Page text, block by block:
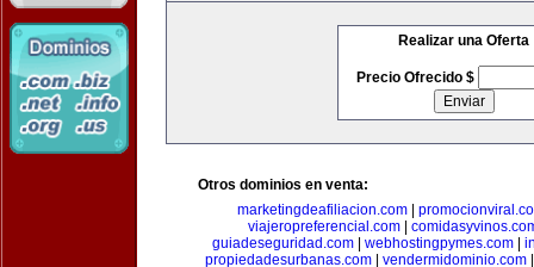
Realizar una Oferta
Precio Ofrecido $
Otros dominios en venta:
marketingdeafiliacion.com|
viajeropreferencial.com
guiadeseguridad.com| webhostingpymes.com|
propiedadesurbanas.com
vendermidominio.com